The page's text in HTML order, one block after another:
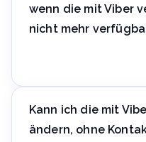
wenn die mit Viber
nicht mehr
Anmeldung auf einem
Nummernbestätigung
Kann ich die mit
ändern, ohne